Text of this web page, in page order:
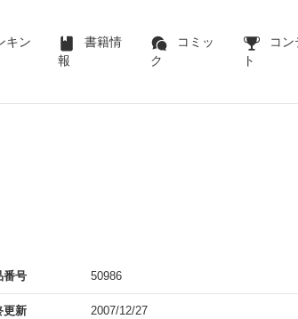
キン
書籍情
報
コミッ
ク
コ
ト
番号 50986
更新 2007/12/27